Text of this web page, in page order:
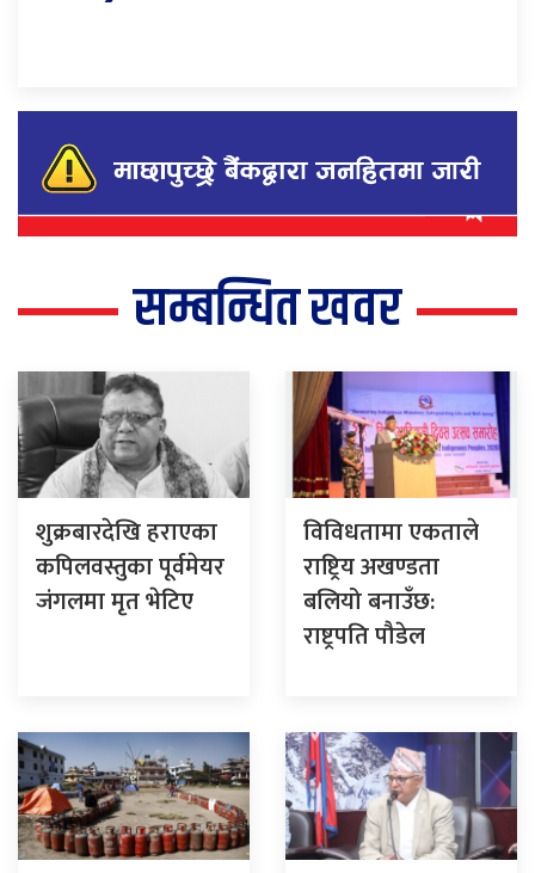
सम्बन्धित खवर
शुक्रबारदेखि हराएका
कपिलवस्तुका पूर्वमेयर
जंगलमा मृत भेटिए
विविधतामा एकताले
राष्ट्रिय अखण्डता
बलियो बनाउँछ:
राष्ट्रपति पौडेल